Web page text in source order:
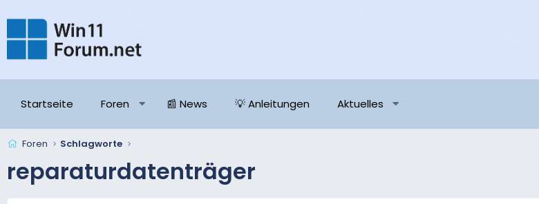
Startseite Foren 📰 News 💡 Anleitungen Aktuelles
Foren Schlagworte
reparaturdatenträger